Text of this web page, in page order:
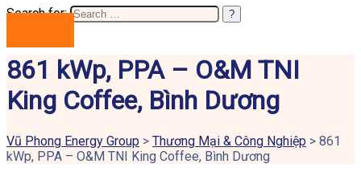
Search for:
861 kWp, PPA – O&M TNI
King Coffee, Bình Dương
Vũ Phong Energy Group > Thương Mại & Công Nghiệp > 861
kWp, PPA – O&M TNI King Coffee, Bình Dương